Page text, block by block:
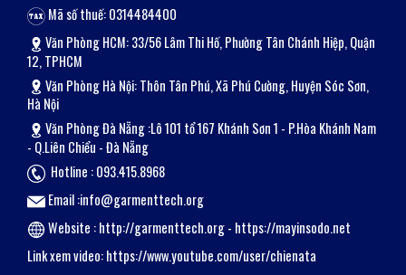
Mã số thuế: 0314484400
Văn Phòng HCM: 33/56 Lâm Thi Hố, Phường Tân Chánh Hiệp, Quận
12, TPHCM
Văn Phòng Hà Nội: Thôn Tân Phú, Xã Phú Cường, Huyện Sóc Sơn,
Hà Nội
Văn Phòng Đà Nẵng :Lô 101 tổ 167 Khánh Sơn 1 - P.Hòa Khánh Nam
- Q.Liên Chiểu - Đà Nẵng
Hotline : 093.415.8968
Email :info@garmenttech.org
Website :http://garmenttech.org- https://mayinsodo.net
Link xem video:https://www.youtube.com/user/chienata